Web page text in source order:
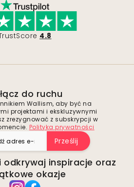
4.8
do ruchu
Wallism, aby być na
projektami i ekskluzywnymi
zrezygnować z subskrypcji w
Polityka prywatności
Prześlij
odkrywaj inspiracje oraz
okazje